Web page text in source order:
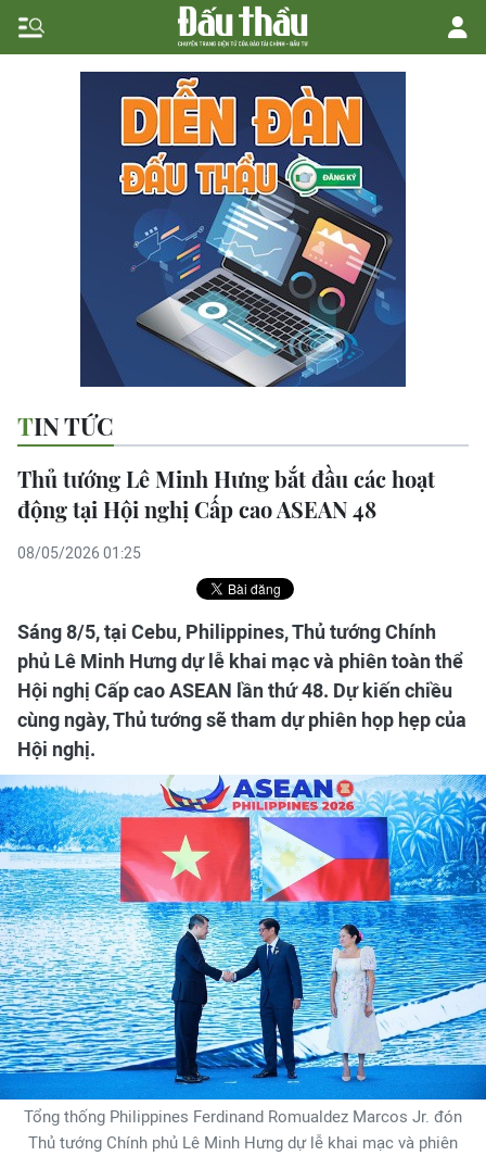
TIN TỨC
Thủ tướng Lê Minh Hưng bắt đầu các hoạt
động tại Hội nghị Cấp cao ASEAN 48
08/05/2026 01:25
Sáng 8/5, tại Cebu, Philippines, Thủ tướng Chính
phủ Lê Minh Hưng dự lễ khai mạc và phiên toàn thể
Hội nghị Cấp cao ASEAN lần thứ 48. Dự kiến chiều
cùng ngày, Thủ tướng sẽ tham dự phiên họp hẹp của
Hội nghị.
Tổng thống Philippines Ferdinand Romualdez Marcos Jr. đón
Thủ tướng Chính phủ Lê Minh Hưng dự lễ khai mạc và phiên